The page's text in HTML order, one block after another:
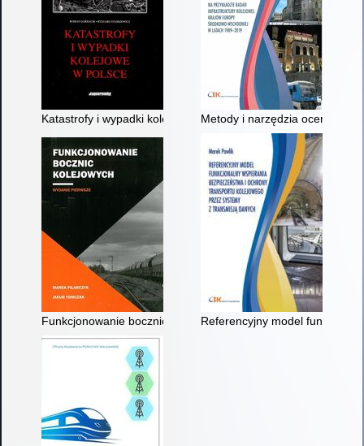
Katastrofy i wypadki kolejowe w PolsceMetody i narzędzia oceny
Funkcjonowanie bocznic kolejowychReferencyjny model